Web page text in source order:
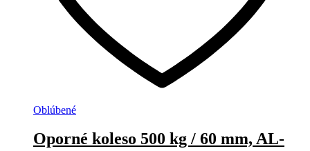
Oblúbené
Oporné koleso 500 kg / 60 mm, AL-